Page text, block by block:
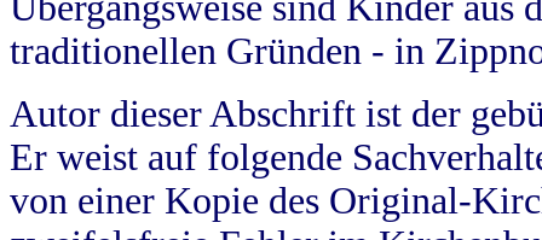
traditionellen Gründen - in
Autor dieser Abschrift ist der
Er weist auf folgende
von einer Kopie des Original-